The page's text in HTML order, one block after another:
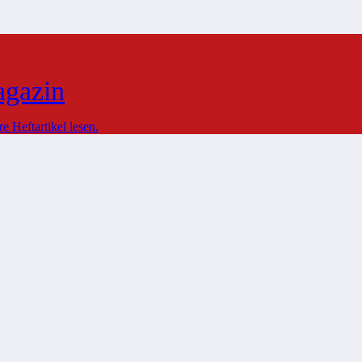
Heftartikel lesen.